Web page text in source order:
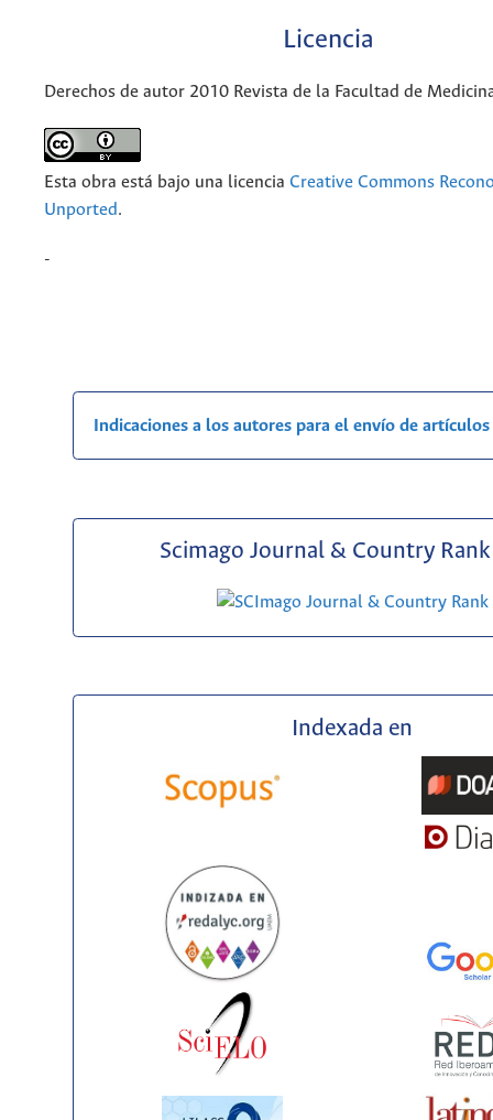
Licencia
Derechos de autor 2010 Revista de la Facultad de
Esta obra está bajo una licencia Creative Commons
Unported.
-
Indicaciones a los autores para el envío de artículos
Scimago Journal & Country Rank
Indexada en